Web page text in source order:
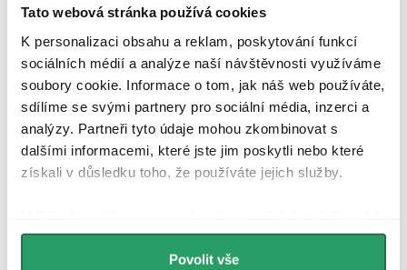
Tato webová stránka používá cookies
K personalizaci obsahu a reklam, poskytování funkcí
sociálních médií a analýze naší návštěvnosti využíváme
soubory cookie. Informace o tom, jak náš web používáte,
sdílíme se svými partnery pro sociální média, inzerci a
analýzy. Partneři tyto údaje mohou zkombinovat s
dalšími informacemi, které jste jim poskytli nebo které
získali v důsledku toho, že používáte jejich služby.
můžeme používat cookies pro analytiku a
personalizovanou reklamu. Jak Google zpracovává
Povolit vše
vyrobeny, usnadňuje jejich zkrácení na vhodnou délku
nerezová rozeta pokrytá barvou je dvojitě chráněna proti
kondenzační korozi
Poznámka: Rozety by měly být instalovány před připojením
radiátoru k systému. Ke zkrácení manžety použijte speciální ostrý
nástroj na řezání měděných trubek.